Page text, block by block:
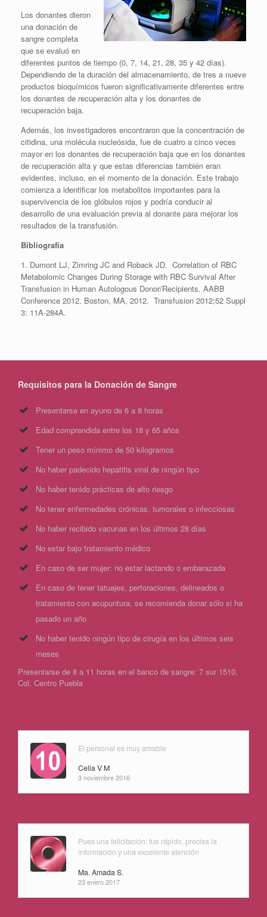
Los donantes dieron
una donación de
sangre completa
que se evaluó en
diferentes puntos de tiempo (0, 7, 14, 21, 28, 35 y 42 días).
Dependiendo de la duración del almacenamiento, de tres a nueve
productos bioquímicos fueron significativamente diferentes entre
los donantes de recuperación alta y los donantes de
recuperación baja.
Además, los investigadores encontraron que la concentración de
citidina, una molécula nucleósida, fue de cuatro a cinco veces
mayor en los donantes de recuperación baja que en los donantes
de recuperación alta y que estas diferencias también eran
evidentes, incluso, en el momento de la donación. Este trabajo
comienza a identificar los metabolitos importantes para la
supervivencia de los glóbulos rojos y podría conducir al
desarrollo de una evaluación previa al donante para mejorar los
resultados de la transfusión.
Bibliografía
1. Dumont LJ, Zimring JC and Roback JD. Correlation of RBC
Metabolomic Changes During Storage with RBC Survival After
Transfusion in Human Autologous Donor/Recipients. AABB
Conference 2012. Boston, MA, 2012. Transfusion 2012;52 Suppl
3: 11A-284A.
Requisitos para la Donación de Sangre
Presentarse en ayuno de 6 a 8 horas
Edad comprendida entre los 18 y 65 años
Tener un peso mínimo de 50 kilogramos
No haber padecido hepatitis viral de ningún tipo
No haber tenido prácticas de alto riesgo
No tener enfermedades crónicas, tumorales o infecciosas
No haber recibido vacunas en los últimos 28 días
No estar bajo tratamiento médico
En caso de ser mujer: no estar lactando o embarazada
En caso de tener tatuajes, perforaciones, delineados o
tratamiento con acupuntura, se recomienda donar sólo si ha
pasado un año
No haber tenido ningún tipo de cirugía en los últimos seis
meses
Presentarse de 8 a 11 horas en el banco de sangre: 7 sur 1510,
Col. Centro Puebla
El personal es muy amable
Celia V M
3 noviembre 2016
Pues una felicitación: fue rápido, precisa la
información y una excelente atención
Ma. Amada S.
23 enero 2017